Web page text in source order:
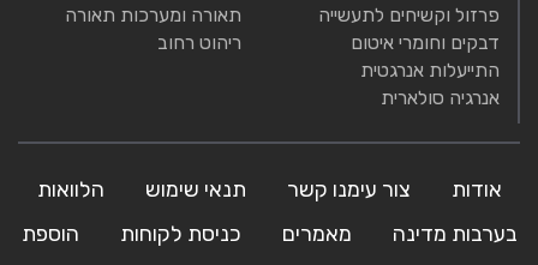
פרזול וקשיחים לתעשייה
דבקים וחומרי איטום
התייעלות אנרגטית
אנרגיה סולארית
תאורה ומערכות תאורה
ריהוט רחוב
אודות צור עימנו קשר תנאי שימוש
הלוואות
בערבות מדינה
מאמרים כניסת לקוחות
הוספת